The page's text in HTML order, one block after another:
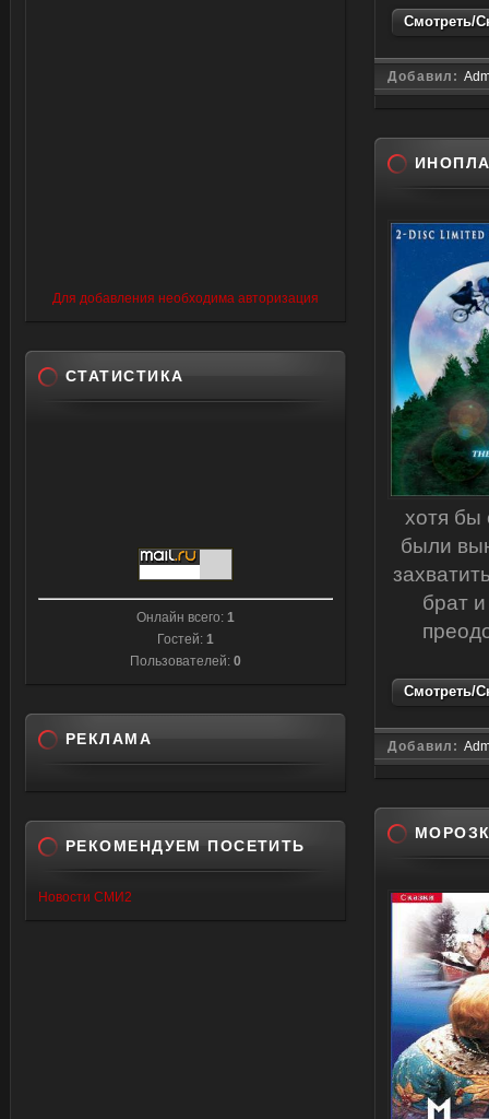
Смотреть/
Добавил:
хотя бы
были
брат
Смотреть/
Добавил:
Для добавления необходима авторизация
СТАТИСТИКА
Онлайн всего: 1
Гостей: 1
Пользователей: 0
РЕКЛАМА
РЕКОМЕНДУЕМ ПОСЕТИТЬ
Новости СМИ2